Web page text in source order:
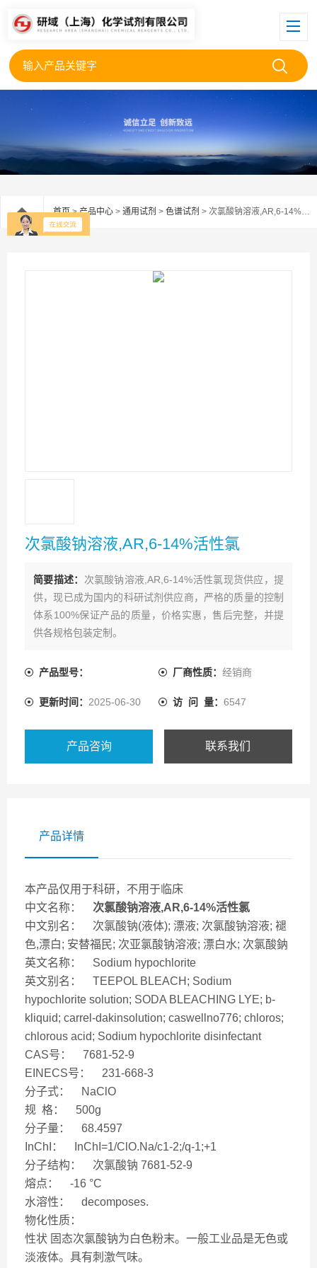
首页>产品中心 > 通用试剂 > 色谱试剂 > 次氯酸钠溶液,AR,6-14%活性氯
次氯酸钠溶液,AR,6-14%活性氯
简要描述： 次氯酸钠溶液,AR,6-14%活性氯现货供应，提
供，现已成为国内的科研试剂供应商，严格的质量的控制
体系100%保证产品的质量，价格实惠，售后完整，并提
供各规格包装定制。
产品型号： 厂商性质： 经销商
更新时间： 2025-06-30 访 问 量： 6547
产品咨询 联系我们
产品详情
本产品仅用于科研，不用于临床
中文名称： 次氯酸钠溶液,AR,6-14%活性氯
中文别名： 次氯酸钠(液体); 漂液; 次氯酸钠溶液; 褪
色,漂白; 安替福民; 次亚氯酸钠溶液; 漂白水; 次氯酸鈉
英文名称： Sodium hypochlorite
英文别名： TEEPOL BLEACH; Sodium
hypochlorite solution; SODA BLEACHING LYE; b-
kliquid; carrel-dakinsolution; caswellno776; chloros;
chlorous acid; Sodium hypochlorite disinfectant
CAS号： 7681-52-9
EINECS号： 231-668-3
分子式： NaClO
规 格： 500g
分子量： 68.4597
InChI： InChI=1/ClO.Na/c1-2;/q-1;+1
分子结构： 次氯酸钠 7681-52-9
熔点： -16 °C
水溶性： decomposes.
物化性质：
性状 固态次氯酸钠为白色粉末。一般工业品是无色或
淡液体。具有刺激气味。